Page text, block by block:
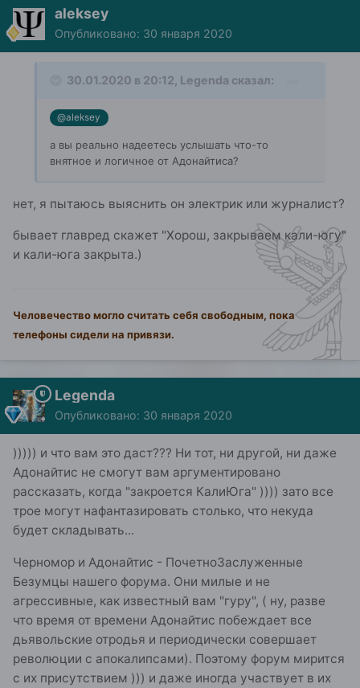
aleksey
Опубликовано: 30 января 2020
30.01.2020 в 20:12, Legenda сказал:
@aleksey
а вы реально надеетесь услышать что-то
внятное и логичное от Адонайтиса?
нет, я пытаюсь выяснить он электрик или журналист?
бывает главред скажет "Хорош, закрываем кали-югу"
и кали-юга закрыта.)
Человечество могло считать себя свободным, пока
телефоны сидели на привязи.
Legenda
Опубликовано: 30 января 2020
))))) и что вам это даст??? Ни тот, ни другой, ни даже
Адонайтис не смогут вам аргументировано
рассказать, когда "закроется КалиЮга" )))) зато все
трое могут нафантазировать столько, что некуда
будет складывать...
Черномор и Адонайтис - ПочетноЗаслуженные
Безумцы нашего форума. Они милые и не
агрессивные, как известный вам "гуру", ( ну, разве
что время от времени Адонайтис побеждает все
дьявольские отродья и периодически совершает
революции с апокалипсами). Поэтому форум мирится
с их присутствием ))) и даже иногда участвует в их